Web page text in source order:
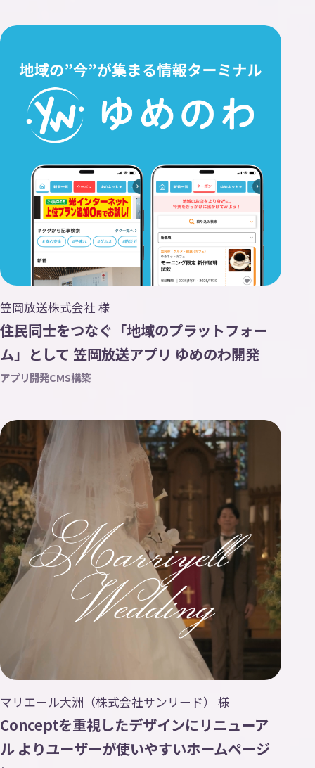
笠岡放送株式会社 様
住民同士をつなぐ「地域のプラットフォー
ム」として 笠岡放送アプリ ゆめのわ開発
アプリ開発CMS構築
マリエール大洲（株式会社サンリード） 様
Conceptを重視したデザインにリニューア
ル よりユーザーが使いやすいホームページ